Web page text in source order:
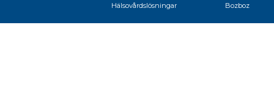
Hälsovårdslösningar
Bozboz